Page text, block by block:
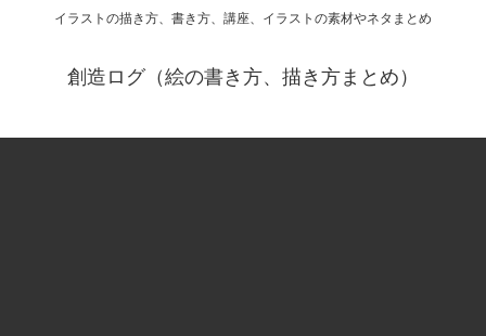
イラストの描き方、書き方、講座、イラストの素材やネタまとめ
創造ログ（絵の書き方、描き方まとめ）